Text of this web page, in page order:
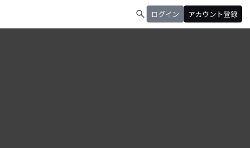
search ログイン アカウント登録